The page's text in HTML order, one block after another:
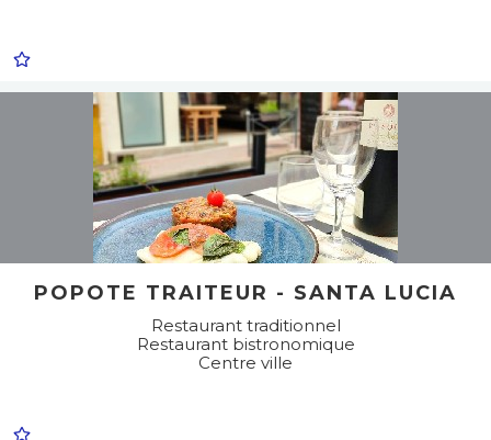
POPOTE TRAITEUR - SANTA LUCIA
Restaurant traditionnel
Restaurant bistronomique
Centre ville